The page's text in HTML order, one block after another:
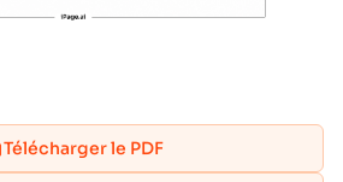
Télécharger le PDF